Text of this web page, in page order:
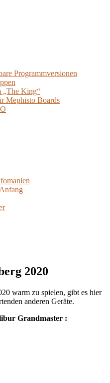
Programmversionen
King“
Mephisto Boards
2020
warm zu spielen, gibt es hier
anderen Geräte.
Grandmaster :